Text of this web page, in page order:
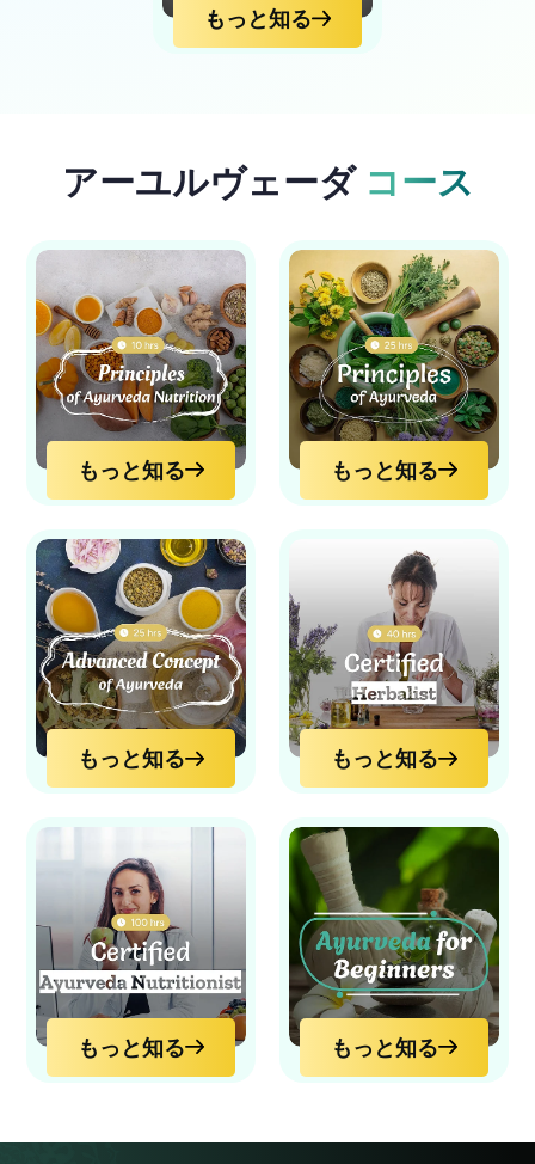
もっと知る
アーユルヴェーダ コース
もっと知る もっと知る
もっと知る もっと知る
もっと知る もっと知る